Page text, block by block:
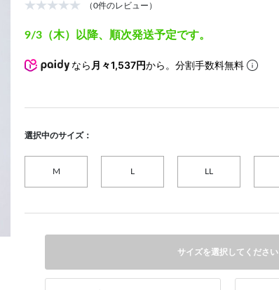
（0件のレビュー）
9/3（木）以降、順次発送予定です。
なら 月々1,537円から。分割手数料無料
選択中のサイズ：
M
サイズを選択してください